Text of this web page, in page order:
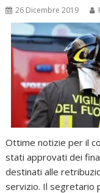
26 Dicembre 2019
Ottime notizie per il
stati approvati dei
destinati alle
servizio. Il segretario